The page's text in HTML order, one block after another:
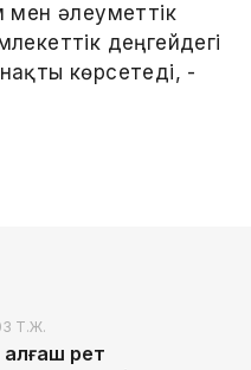
мен әлеуметтік
деңгейдегі
көрсетеді, -
Т.Ж.
алғаш рет